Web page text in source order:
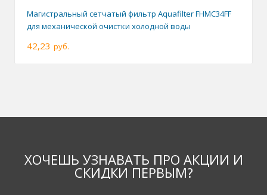
Магистральный сетчатый фильтр Aquafilter FHMC34FF
для механической очистки холодной воды
42,23 руб.
ХОЧЕШЬ УЗНАВАТЬ ПРО АКЦИИ И
СКИДКИ ПЕРВЫМ?